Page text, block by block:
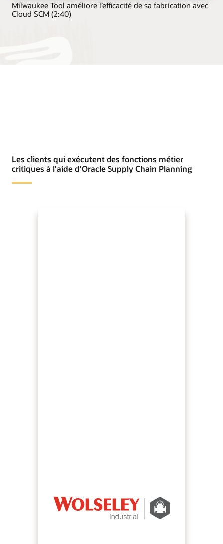
Milwaukee Tool améliore l’efficacité de sa fabrication avec
Cloud SCM (2:40)
Les clients qui exécutent des fonctions métier
critiques à l’aide d’Oracle Supply Chain Planning